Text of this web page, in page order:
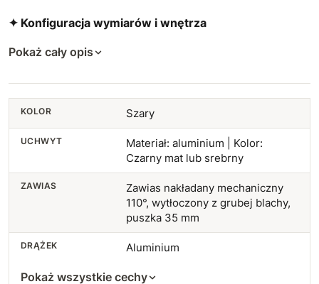
✦ Konfiguracja wymiarów i wnętrza
Pokaż cały opis
KOLOR Szary
UCHWYT
Materiał: aluminium | Kolor:
Czarny mat lub srebrny
ZAWIAS
Zawias nakładany mechaniczny
110°, wytłoczony z grubej blachy,
puszka 35 mm
DRĄŻEK Aluminium
Pokaż wszystkie cechy